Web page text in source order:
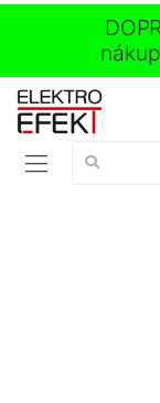
Vyhledávání: